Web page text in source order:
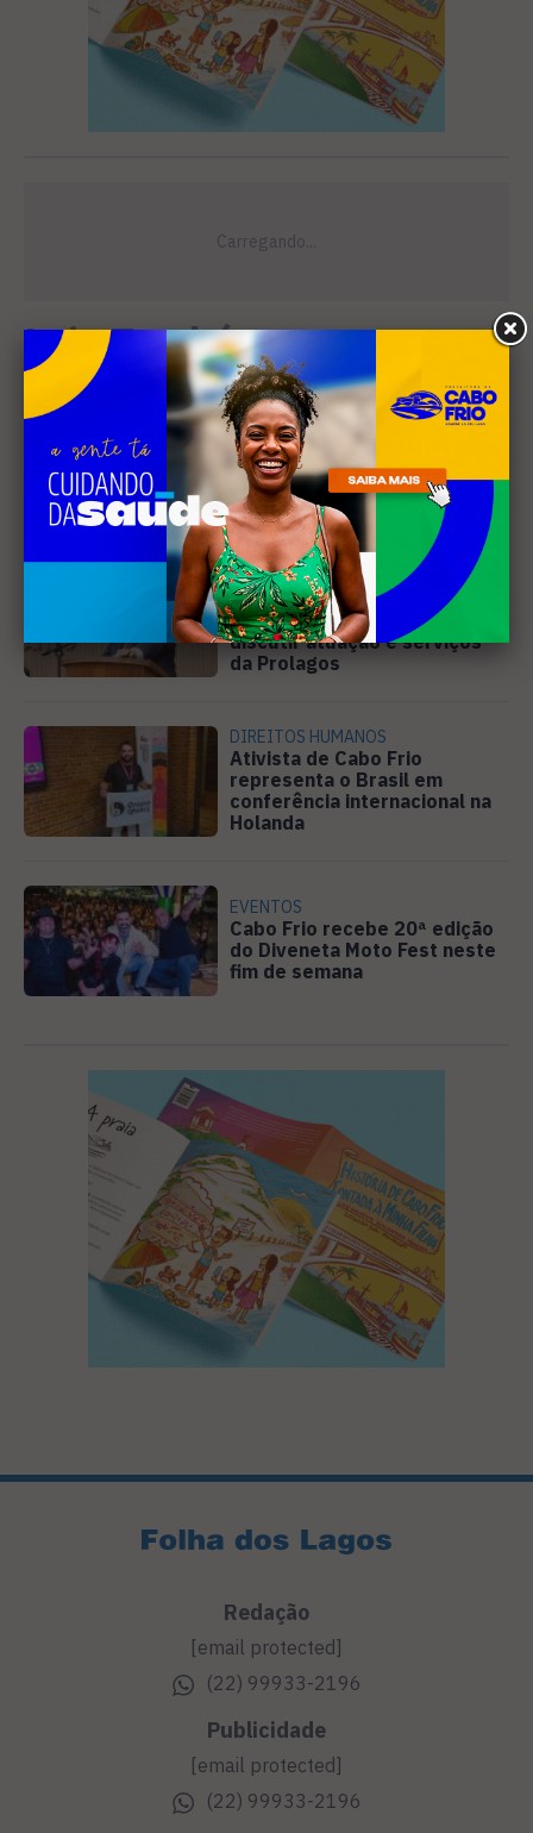
Leia Também
EDUCAÇÃO
Projeto "Interlinhas" lança
concurso de redação para
estudantes do ensino médio
em Cabo Frio
SANEAMENTO
Câmara de Búzios aprova
audiência pública para
discutir atuação e serviços
da Prolagos
DIREITOS HUMANOS
Ativista de Cabo Frio
representa o Brasil em
conferência internacional na
Holanda
EVENTOS
Cabo Frio recebe 20ª edição
do Diveneta Moto Fest neste
fim de semana
Redação
[email protected]
(22) 99933-2196
Publicidade
[email protected]
(22) 99933-2196